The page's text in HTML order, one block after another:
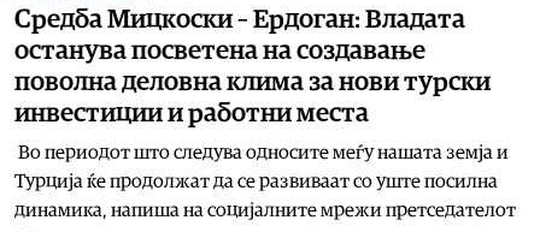
Средба Мицкоски – Ердоган: Владата
останува посветена на создавање
поволна деловна клима за нови турски
инвестиции и работни места
Во периодот што следува односите меѓу нашата земја и
Турција ќе продолжат да се развиваат со уште посилна
динамика, напиша на социјалните мрежи претседателот